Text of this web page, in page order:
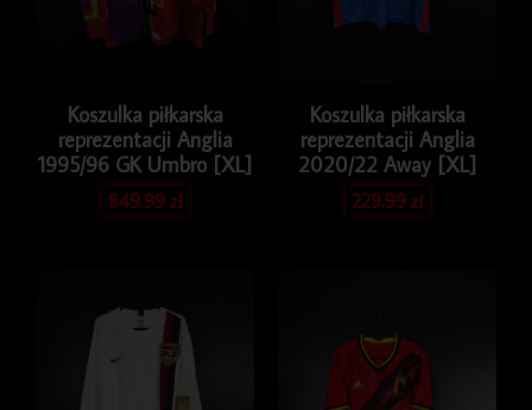
Koszulka piłkarska
reprezentacji Anglia
1995/96 GK Umbro [XL]
849.99zł
Koszulka piłkarska
reprezentacji Anglia
2020/22 Away [XL]
229.99zł